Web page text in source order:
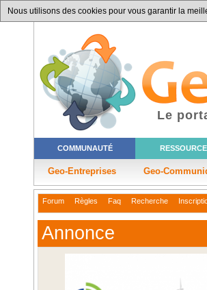
Nous utilisons des cookies pour vous garantir la
COMMUNAUTÉ
Geo-Entreprises Geo-
Le
Forum Règles Faq Recherche
Annonce